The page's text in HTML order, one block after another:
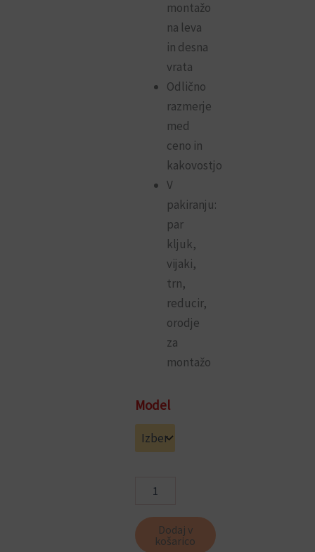
montažo
na leva
in desna
vrata
Odlično
razmerje
med
ceno in
kakovostjo
V
pakiranju:
par
kljuk,
vijaki,
trn,
reducir,
orodje
za
montažo
Model
Kljuka
z
ščitom
Daro
količina
Dodaj v
košarico